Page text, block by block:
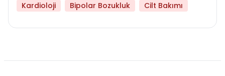
Kardioloji
Bipolar Bozukluk Cilt Bakımı